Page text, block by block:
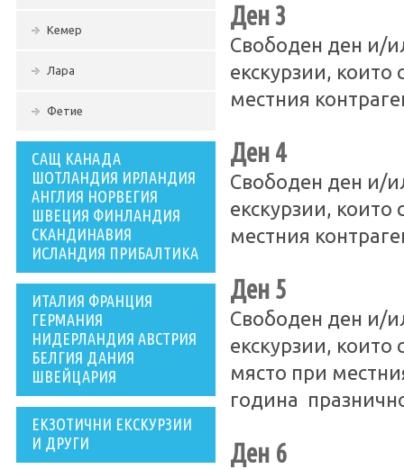
Кемер
Лара
Фетие
САЩ КАНАДА
ШОТЛАНДИЯ ИРЛАНДИЯ
АНГЛИЯ НОРВЕГИЯ
ШВЕЦИЯ ФИНЛАНДИЯ
СКАНДИНАВИЯ
ИСЛАНДИЯ ПРИБАЛТИКА
ИТАЛИЯ ФРАНЦИЯ
ГЕРМАНИЯ
НИДЕРЛАНДИЯ АВСТРИЯ
БЕЛГИЯ ДАНИЯ
ШВЕЙЦАРИЯ
ЕКЗОТИЧНИ ЕКСКУРЗИИ
И ДРУГИ
Ден 3
Свободен ден и/
екскурзии, които
местния
Ден 4
Свободен ден и/
екскурзии, които
местния
Ден 5
Свободен ден и/
екскурзии, които
място при
година
Ден 6